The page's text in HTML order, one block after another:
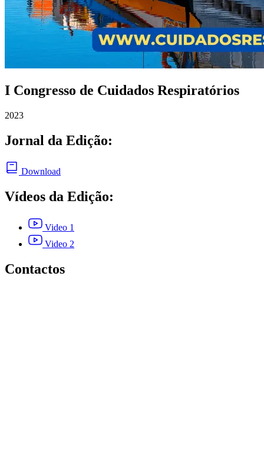
I Congresso de Cuidados Respiratórios
2023
Jornal da Edição:
Download
Vídeos da Edição:
Video 1
Video 2
Contactos